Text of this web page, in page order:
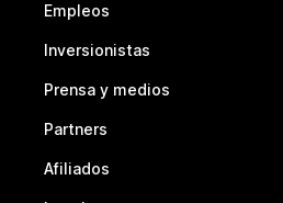
Empleos
Inversionistas
Prensa y medios
Partners
Afiliados